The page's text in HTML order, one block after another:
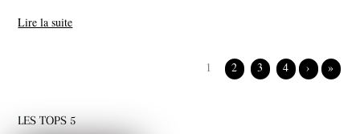
Lire la suite
1 2 3 4 › »
LES TOPS 5